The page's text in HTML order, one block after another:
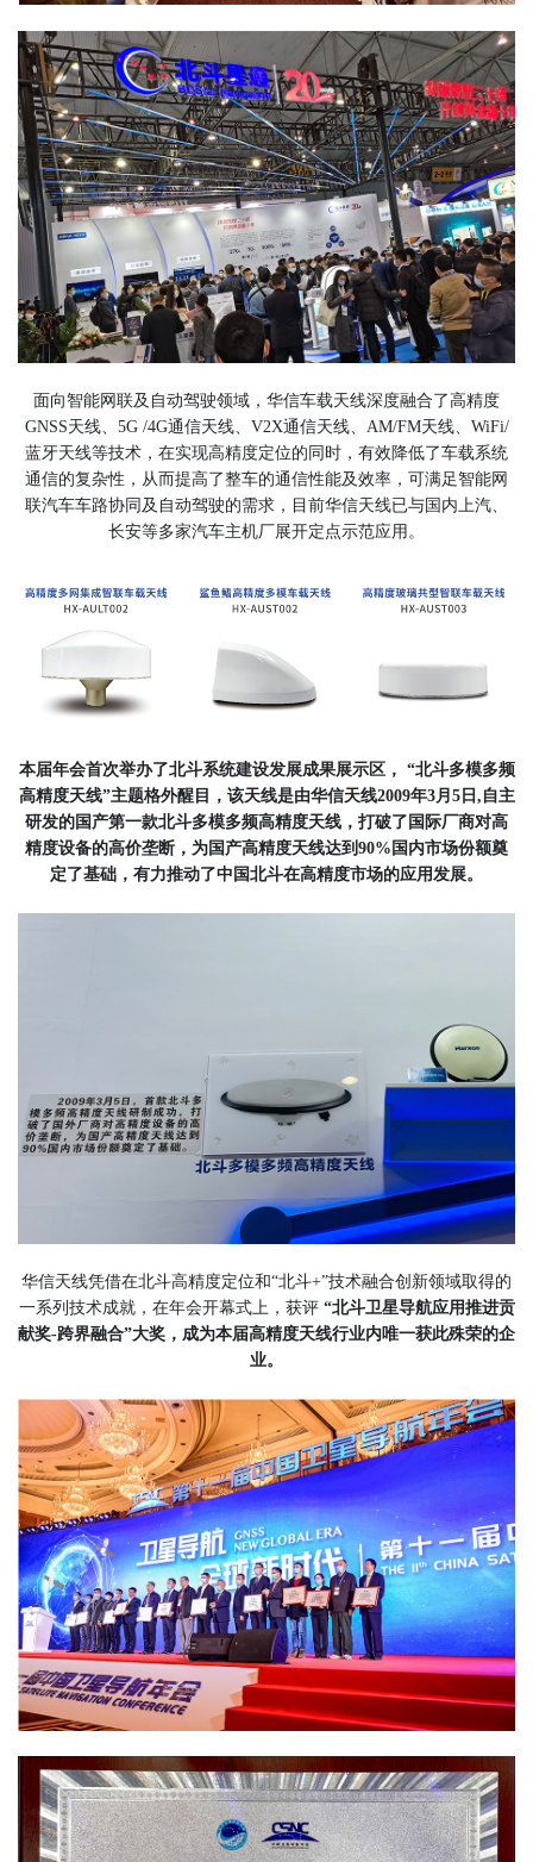
面向智能网联及自动驾驶领域，华信车载天线深度融合了高精度
GNSS天线、5G /4G通信天线、V2X通信天线、AM/FM天线、WiFi/
蓝牙天线等技术，在实现高精度定位的同时，有效降低了车载系统
通信的复杂性，从而提高了整车的通信性能及效率，可满足智能网
联汽车车路协同及自动驾驶的需求，目前华信天线已与国内上汽、
长安等多家汽车主机厂展开定点示范应用。
本届年会首次举办了北斗系统建设发展成果展示区， “北斗多模多频
高精度天线”主题格外醒目，该天线是由华信天线2009年3月5日,自主
研发的国产第一款北斗多模多频高精度天线，打破了国际厂商对高
精度设备的高价垄断，为国产高精度天线达到90%国内市场份额奠
定了基础，有力推动了中国北斗在高精度市场的应用发展。
华信天线凭借在北斗高精度定位和“北斗+”技术融合创新领域取得的
一系列技术成就，在年会开幕式上，获评“北斗卫星导航应用推进贡
献奖-跨界融合”大奖，成为本届高精度天线行业内唯一获此殊荣的企
业。